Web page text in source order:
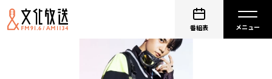
番組表